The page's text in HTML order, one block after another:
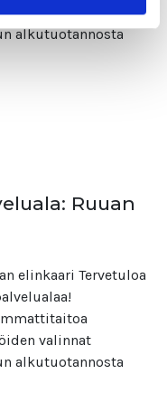
valinnat
alkutuotannosta
Ruuan
elinkaari Tervetuloa
valinnat
alkutuotannosta